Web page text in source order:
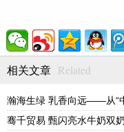
相关文章 Related
瀚海生绿 乳香向远——从“
骞千贸易 甄闪亮水牛奶双